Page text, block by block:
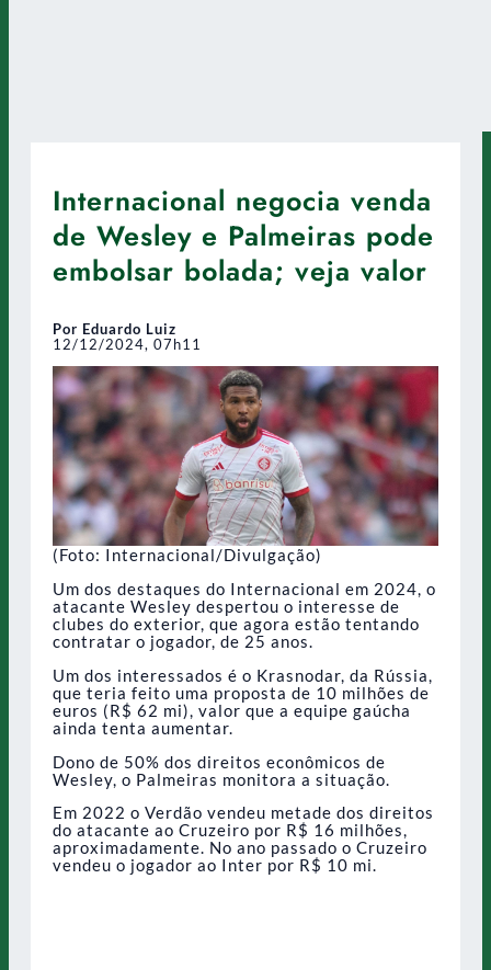
Internacional negocia venda
de Wesley e Palmeiras pode
embolsar bolada; veja valor
Por Eduardo Luiz
12/12/2024, 07h11
(Foto: Internacional/Divulgação)
Um dos destaques do Internacional em 2024, o
atacante Wesley despertou o interesse de
clubes do exterior, que agora estão tentando
contratar o jogador, de 25 anos.
Um dos interessados é o Krasnodar, da Rússia,
que teria feito uma proposta de 10 milhões de
euros (R$ 62 mi), valor que a equipe gaúcha
ainda tenta aumentar.
Dono de 50% dos direitos econômicos de
Wesley, o Palmeiras monitora a situação.
Em 2022 o Verdão vendeu metade dos direitos
do atacante ao Cruzeiro por R$ 16 milhões,
aproximadamente. No ano passado o Cruzeiro
vendeu o jogador ao Inter por R$ 10 mi.